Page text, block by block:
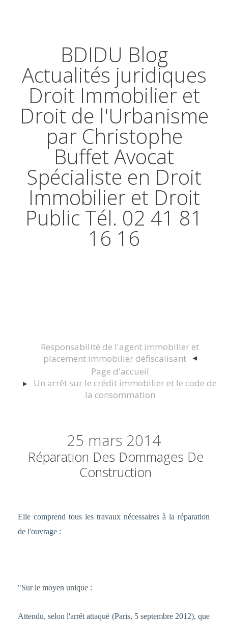
BDIDU Blog
Actualités juridiques
Droit Immobilier et
Droit de l'Urbanisme
par Christophe
Buffet Avocat
Spécialiste en Droit
Immobilier et Droit
Public Tél. 02 41 81
16 16
Responsabilité de l'agent immobilier et
placement immobilier défiscalisant
Page d'accueil
Un arrêt sur le crédit immobilier et le code de
la consommation
25 mars 2014
Réparation Des Dommages De
Construction
Elle comprend tous les travaux nécessaires à la réparation
de l'ouvrage :
"Sur le moyen unique :
Attendu, selon l'arrêt attaqué (Paris, 5 septembre 2012), que